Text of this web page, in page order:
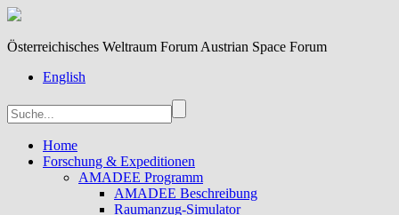
Österreichisches Weltraum Forum Austrian Space Forum
English
Home
Forschung & Expeditionen
AMADEE Programm
AMADEE Beschreibung
Raumanzug-Simulator